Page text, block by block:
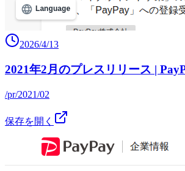
2026/4/13
2021年2月のプレスリリース |
/pr/2021/02
保存を開く